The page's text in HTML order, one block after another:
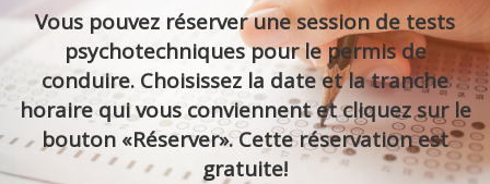
Vous pouvez réserver une session de tests
psychotechniques pour le permis de
conduire. Choisissez la date et la tranche
horaire qui vous conviennent et cliquez sur le
bouton «Réserver». Cette réservation est
gratuite!